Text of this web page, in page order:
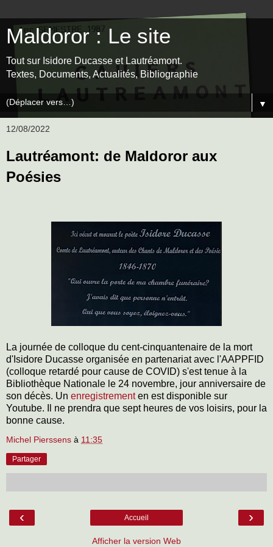
Maldoror : Le site
Tout sur Isidore Ducasse et Lautréamont.
Textes, Documents, Actualités, Bibliographie
▼
12/08/2022
Lautréamont: de Maldoror aux
Poésies
La journée de colloque du cent-cinquantenaire de la mort
d'Isidore Ducasse organisée en partenariat avec l'AAPPFID
(colloque retardé pour cause de COVID) s'est tenue à la
Bibliothèque Nationale le 24 novembre, jour anniversaire de
son décès. Un enregistrementen est disponible sur
Youtube. Il ne prendra que sept heures de vos loisirs, pour la
bonne cause.
Michel Pierssens à 11:35
Partager
‹ ›
Accueil
Afficher la version Web